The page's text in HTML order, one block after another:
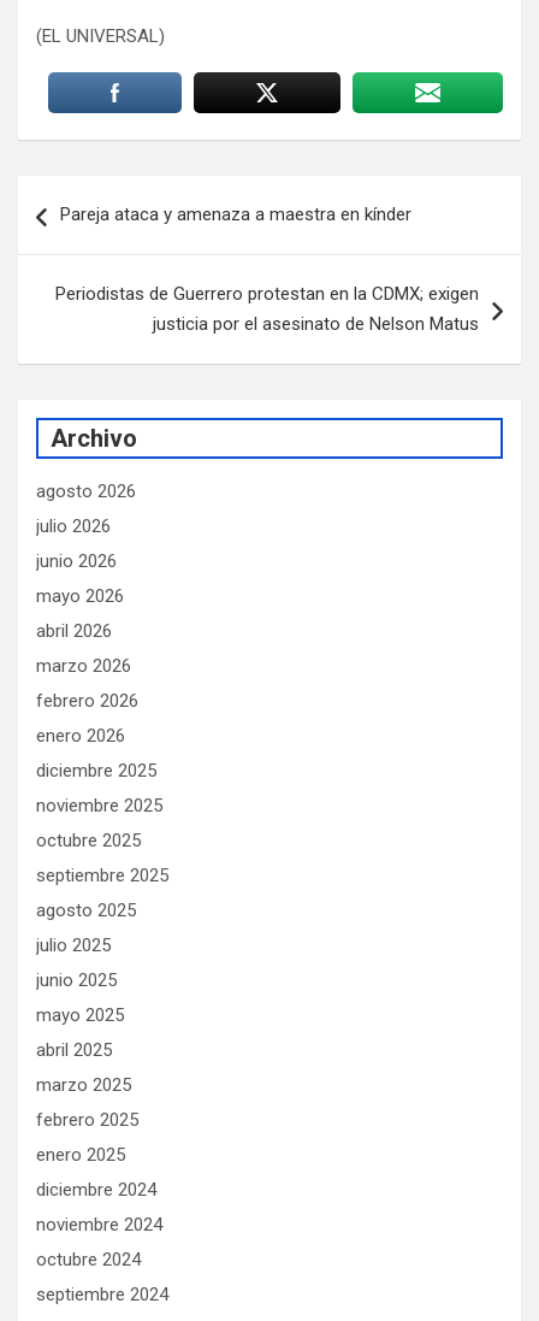
(EL UNIVERSAL)
de
Pareja ataca y amenaza a maestra en kínder
Periodistas de Guerrero protestan en la CDMX; exigen
justicia por el asesinato de Nelson Matus
Archivo
agosto 2026
julio 2026
junio 2026
mayo 2026
abril 2026
marzo 2026
febrero 2026
enero 2026
diciembre 2025
noviembre 2025
octubre 2025
septiembre 2025
agosto 2025
julio 2025
junio 2025
mayo 2025
abril 2025
marzo 2025
febrero 2025
enero 2025
diciembre 2024
noviembre 2024
octubre 2024
septiembre 2024